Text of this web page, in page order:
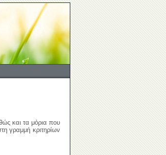
και τα μόρια που
γραμμή κριτηρίων